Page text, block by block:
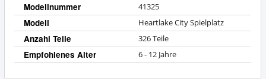
Modellnummer 41325
Modell Heartlake City Spielplatz
Anzahl Teile 326 Teile
Empfohlenes Alter 6 - 12 Jahre